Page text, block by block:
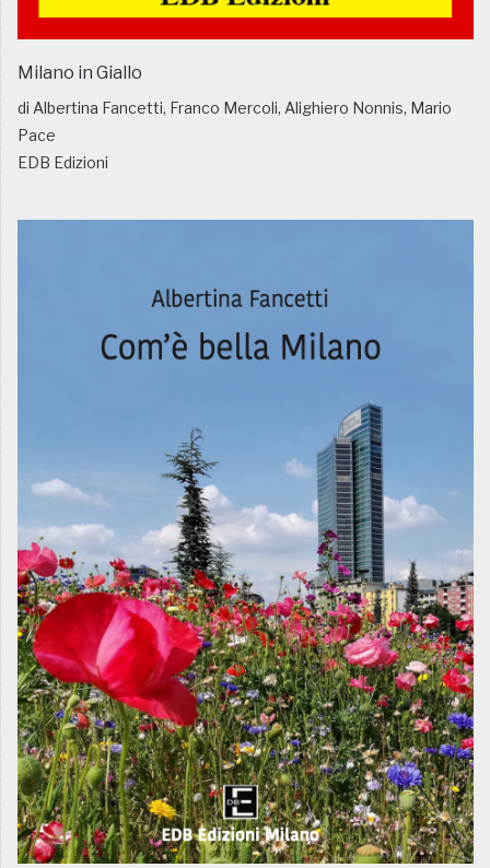
Milano in Giallo
di Albertina Fancetti, Franco Mercoli, Alighiero Nonnis, Mario
Pace
EDB Edizioni